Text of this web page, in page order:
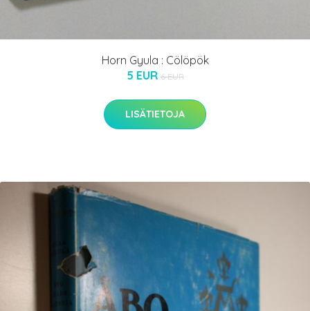
Horn Gyula : Cölöpök
5 EUR 6 EUR
LISÄTIETOJA